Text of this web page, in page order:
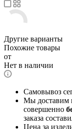
Другие варианты
Похожие товары
от
Нет в наличии
Самовывоз
Мы доставим
совершенно
заказа
Цена за